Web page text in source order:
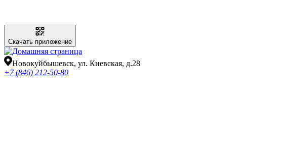
Скачать приложение
Новокуйбышевск, ул. Киевская, д.28
+7 (846) 212-50-80